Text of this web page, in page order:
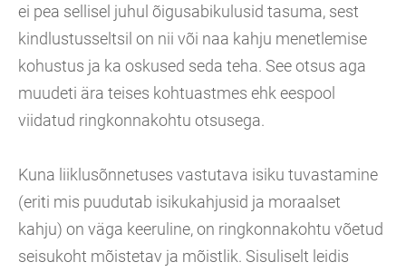
ei pea sellisel juhul õigusabikulusid tasuma, sest
kindlustusseltsil on nii või naa kahju menetlemise
kohustus ja ka oskused seda teha. See otsus aga
muudeti ära teises kohtuastmes ehk eespool
viidatud ringkonnakohtu otsusega.
Kuna liiklusõnnetuses vastutava isiku tuvastamine
(eriti mis puudutab isikukahjusid ja moraalset
kahju) on väga keeruline, on ringkonnakohtu võetud
seisukoht mõistetav ja mõistlik. Sisuliselt leidis